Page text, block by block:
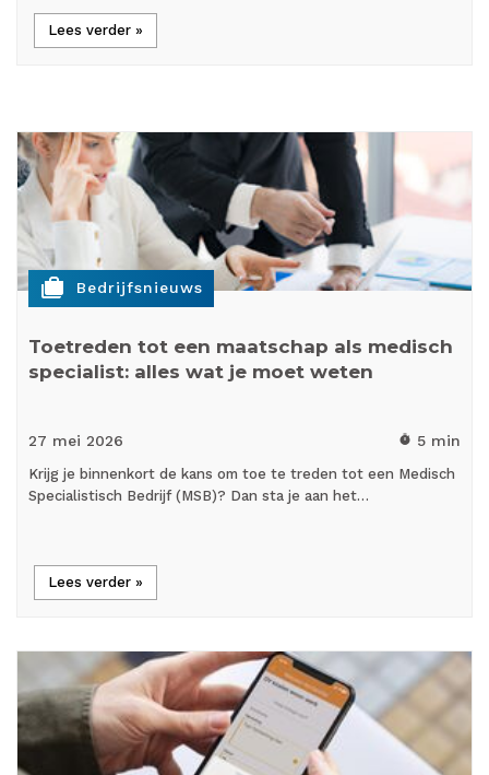
Lees verder »
cases Bedrijfsnieuws
Toetreden tot een maatschap als medisch
specialist: alles wat je moet weten
27 mei 2026 timer 5 min
Krijg je binnenkort de kans om toe te treden tot een Medisch
Specialistisch Bedrijf (MSB)? Dan sta je aan het…
Lees verder »